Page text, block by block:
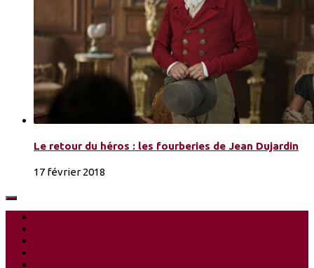
Le retour du héros : les fourberies de Jean Dujardin
17 février 2018